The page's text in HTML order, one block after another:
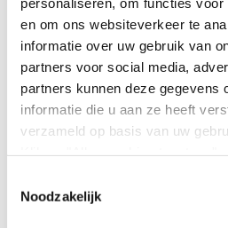
en om ons websiteverkeer te
informatie over uw gebruik van
partners voor social media,
partners kunnen deze gegevens
informatie die u aan ze heeft
verzameld op basis van uw
Op onzeprivacypagina
kunt u
cookies en via de cookie-
Noodzakelijk
Interview met moeder
op mijn dochter"
Dichterbij start met
en zorgmedewerkers
Tafelgesprek De